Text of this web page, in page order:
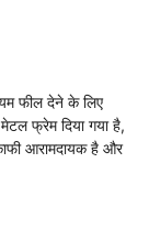
फील देने के लिए
फ्रेम दिया गया है,
आरामदायक है और